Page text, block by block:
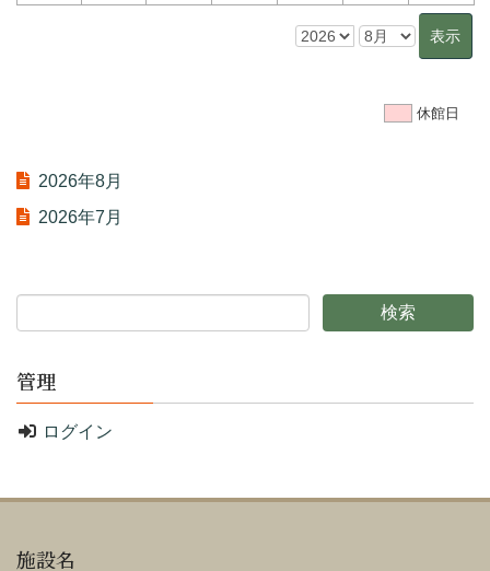
休館日
2026年8月
2026年7月
管理
ログイン
施設名